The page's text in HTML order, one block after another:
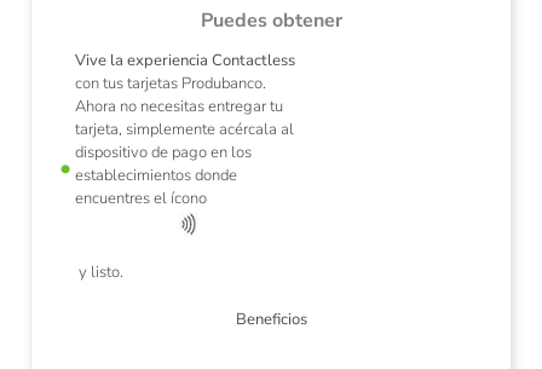
Puedes obtener
Vive la experiencia Contactless
con tus tarjetas Produbanco.
Ahora no necesitas entregar tu
tarjeta, simplemente acércala al
dispositivo de pago en los
establecimientos donde
encuentres el ícono
y listo.
Beneficios